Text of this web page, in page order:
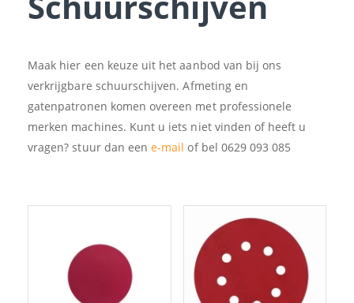
Maak hier een keuze uit het aanbod van bij ons
verkrijgbare schuurschijven. Afmeting en
gatenpatronen komen overeen met professionele
merken machines. Kunt u iets niet vinden of heeft u
vragen? stuur dan eene-mail of bel 0629 093 085